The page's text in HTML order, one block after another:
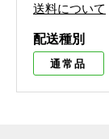
送料について
配送種別
通常品